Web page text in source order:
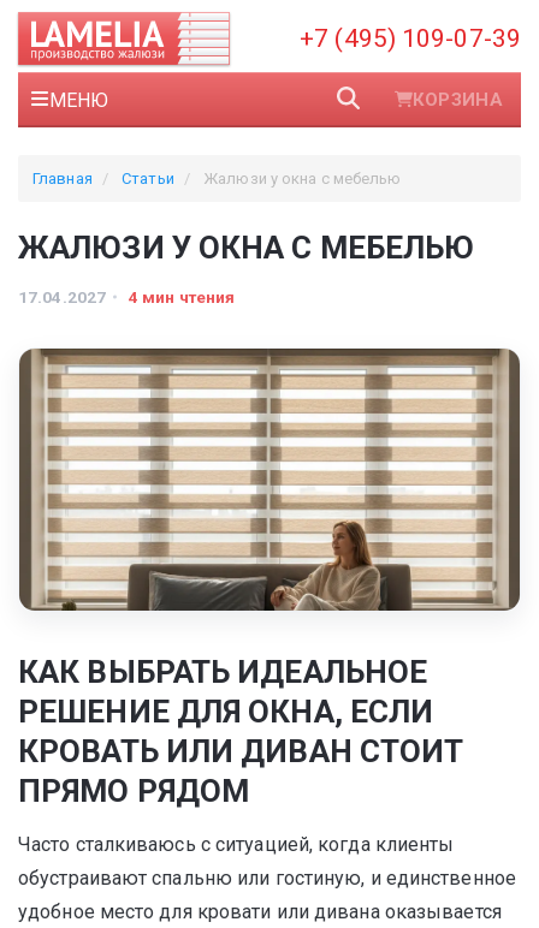
+7 (495) 109-07-39
МЕНЮ КОРЗИНА
Главная Статьи Жалюзи у окна с мебелью
ЖАЛЮЗИ У ОКНА С МЕБЕЛЬЮ
17.04.2027 4 мин чтения
КАК ВЫБРАТЬ ИДЕАЛЬНОЕ
РЕШЕНИЕ ДЛЯ ОКНА, ЕСЛИ
КРОВАТЬ ИЛИ ДИВАН СТОИТ
ПРЯМО РЯДОМ
Часто сталкиваюсь с ситуацией, когда клиенты
обустраивают спальню или гостиную, и единственное
удобное место для кровати или дивана оказывается